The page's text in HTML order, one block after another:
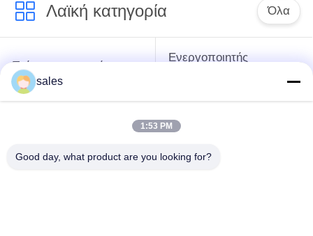
Λαϊκή κατηγορία Όλα
Τρίμηνος στροφής
Ενεργοποιητής
Ενεργοποιητής
ασφαλείας από
ενεργοποιητής
sales
1:53 PM
Good day, what product are you looking for?